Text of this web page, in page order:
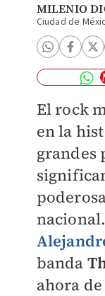
MILENIO
Ciudad de
El rock
en la
grandes
banda
ahora